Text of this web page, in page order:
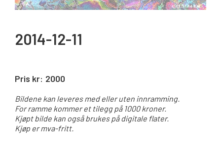
2014-12-11
Pris kr: 2000
Bildene kan leveres med eller uten innramming.
For ramme kommer et tilegg på 1000 kroner.
Kjøpt bilde kan også brukes på digitale flater.
Kjøp er mva-fritt.